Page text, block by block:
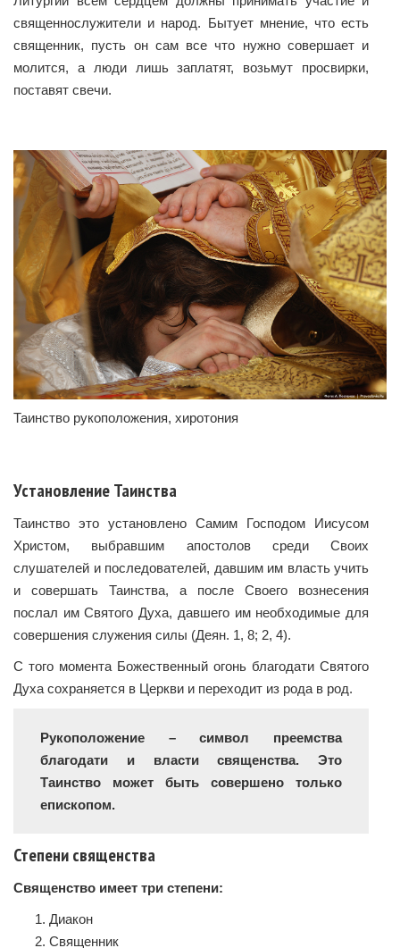
священнослужители и народ. Бытует мнение, что есть
священник, пусть он сам все что нужно совершает и
молится, а люди лишь заплатят, возьмут просвирки,
поставят свечи.
Таинство рукоположения, хиротония
Установление Таинства
Таинство это установлено Самим Господом Иисусом
Христом, выбравшим апостолов среди Своих
слушателей и последователей, давшим им власть учить
и совершать Таинства, а после Своего вознесения
послал им Святого Духа, давшего им необходимые для
совершения служения силы (Деян. 1, 8; 2, 4).
С того момента Божественный огонь благодати Святого
Духа сохраняется в Церкви и переходит из рода в род.
Рукоположение – символ преемства
благодати и власти священства. Это
Таинство может быть совершено только
епископом.
Степени священства
Священство имеет три степени:
Диакон
Священник